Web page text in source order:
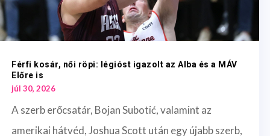
Férfi kosár, női röpi: légióst igazolt az Alba és a MÁV
Előre is
júl 30, 2026
A szerb erőcsatár, Bojan Subotić, valamint az
amerikai hátvéd, Joshua Scott után egy újabb szerb,